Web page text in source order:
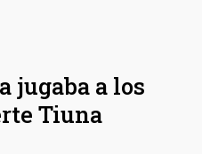
jugaba a los
Tiuna